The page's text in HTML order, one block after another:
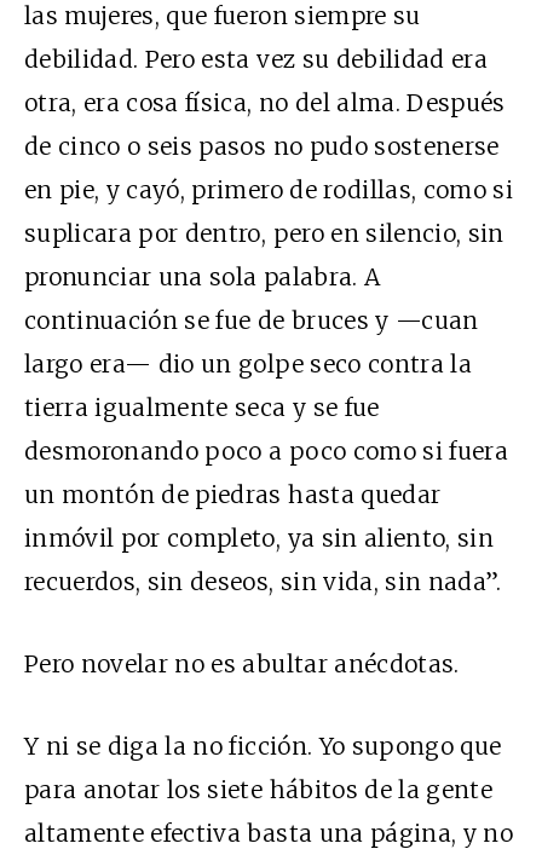
las mujeres, que fueron siempre su
debilidad. Pero esta vez su debilidad era
otra, era cosa física, no del alma. Después
de cinco o seis pasos no pudo sostenerse
en pie, y cayó, primero de rodillas, como si
suplicara por dentro, pero en silencio, sin
pronunciar una sola palabra. A
continuación se fue de bruces y —cuan
largo era— dio un golpe seco contra la
tierra igualmente seca y se fue
desmoronando poco a poco como si fuera
un montón de piedras hasta quedar
inmóvil por completo, ya sin aliento, sin
recuerdos, sin deseos, sin vida, sin nada”.
Pero novelar no es abultar anécdotas.
Y ni se diga la no ficción. Yo supongo que
para anotar los siete hábitos de la gente
altamente efectiva basta una página, y no